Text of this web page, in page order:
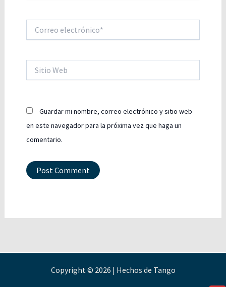
electrónico*
Web
Guardar mi nombre, correo electrónico y sitio web
en este navegador para la próxima vez que haga un
comentario.
Copyright © 2026 | Hechos de Tango